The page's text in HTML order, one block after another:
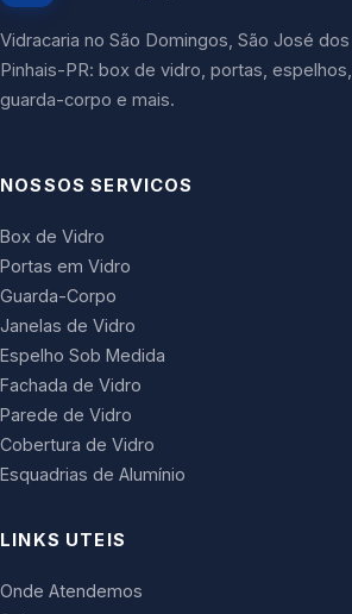
Vidracaria no São Domingos, São José dos
Pinhais-PR: box de vidro, portas, espelhos,
guarda-corpo e mais.
NOSSOS SERVICOS
Box de Vidro
Portas em Vidro
Guarda-Corpo
Janelas de Vidro
Espelho Sob Medida
Fachada de Vidro
Parede de Vidro
Cobertura de Vidro
Esquadrias de Alumínio
LINKS UTEIS
Onde Atendemos